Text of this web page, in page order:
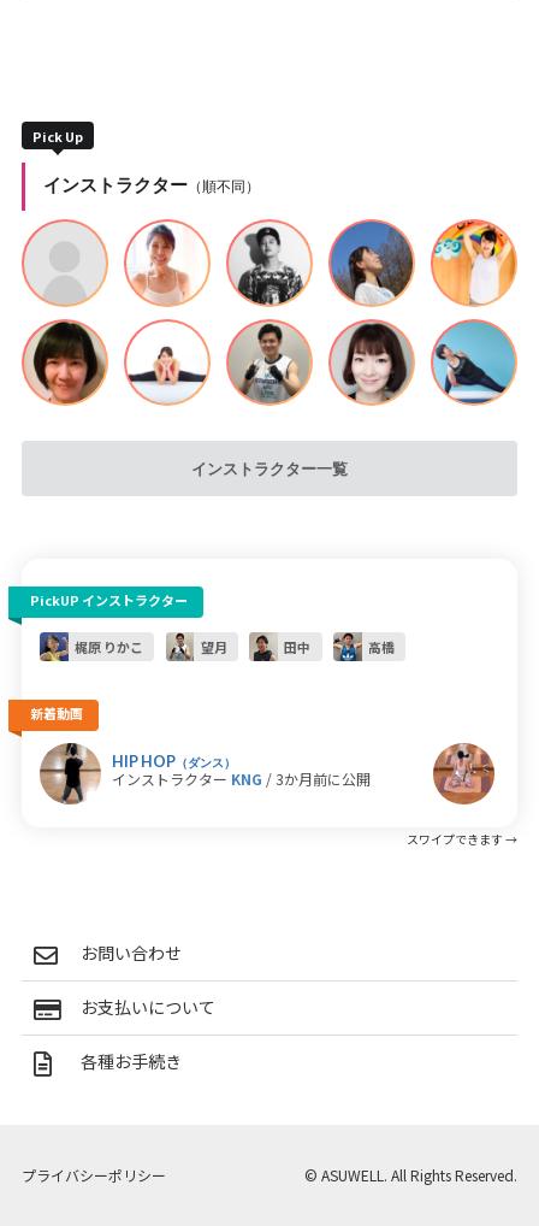
Pick Up
インストラクター （順不同）
インストラクター一覧
PickUP インストラクター
梶原 りかこ 望月 田中 高橋
新着動画
HIP HOP （ダンス）
インストラクター KNG / 3か月前に公開
お問い合わせ
お支払いについて
各種お手続き
プライバシーポリシー © ASUWELL. All Rights Reserved.